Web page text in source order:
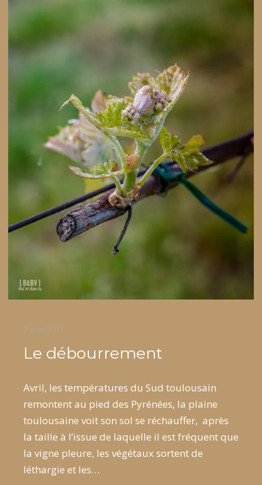
7 avril 2017
Le débourrement
Avril, les températures du Sud toulousain
remontent au pied des Pyrénées, la plaine
toulousaine voit son sol se réchauffer, après
la taille à l’issue de laquelle il est fréquent que
la vigne pleure, les végétaux sortent de
léthargie et les…